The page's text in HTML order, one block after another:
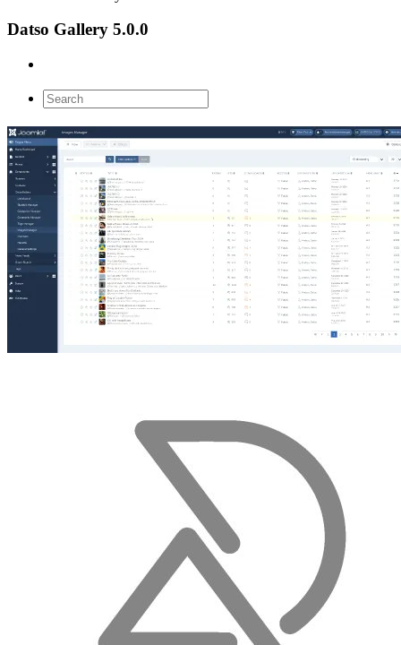
Datso Gallery 5.0.0